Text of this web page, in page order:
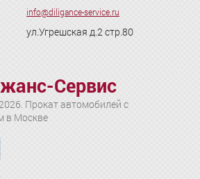
info@diligance-service.ru
ул.Угрешская д.2 стр.80
Сервис
Прокат автомобилей с
в Москве